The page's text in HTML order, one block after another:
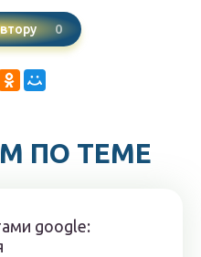
0
ПО ТЕМЕ
google: